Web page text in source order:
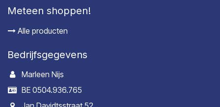
Meteen shoppen!
Alle producten
Bedrijfsgegevens
Marleen Nijs
BE 0504.936.765